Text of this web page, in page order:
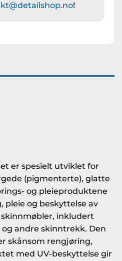
!
er spesielt utviklet for
(pigmenterte), glatte
og pleieproduktene
pleie og beskyttelse av
inkludert
andre skinntrekk. Den
skånsom rengjøring,
med UV-beskyttelse gir